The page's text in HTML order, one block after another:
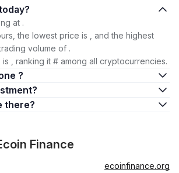
How much is today?
at .
the lowest price is , and the highest
volume of .
, ranking it # among all cryptocurrencies.
?
many are there?
Finance
ecoinfinance.org